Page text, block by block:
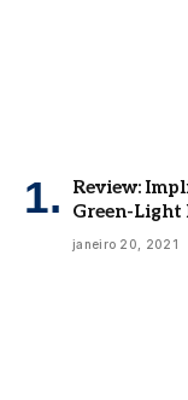
Review:
Green-Light
janeiro 20, 2021